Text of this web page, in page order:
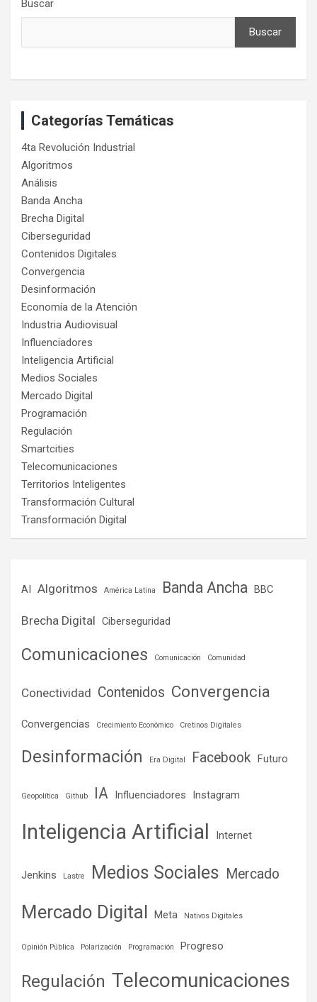
o
k
a
n
Buscar
Buscar
Categorías Temáticas
4ta Revolución Industrial
Algoritmos
Análisis
Banda Ancha
Brecha Digital
Ciberseguridad
Contenidos Digitales
Convergencia
Desinformación
Economía de la Atención
Industria Audiovisual
Influenciadores
Inteligencia Artificial
Medios Sociales
Mercado Digital
Programación
Regulación
Smartcities
Telecomunicaciones
Territorios Inteligentes
Transformación Cultural
Transformación Digital
AI Algoritmos América Latina Banda Ancha BBC
Brecha Digital Ciberseguridad
Comunicaciones Comunicación Comunidad
Conectividad Contenidos Convergencia
Convergencias Crecimiento Económico Cretinos Digitales
Desinformación Era Digital Facebook Futuro
Geopolítica Github IA Influenciadores Instagram
Inteligencia Artificial Internet
Jenkins Lastre Medios Sociales Mercado
Mercado Digital Meta Nativos Digitales
Opinión Pública Polarización Programación Progreso
Regulación Telecomunicaciones